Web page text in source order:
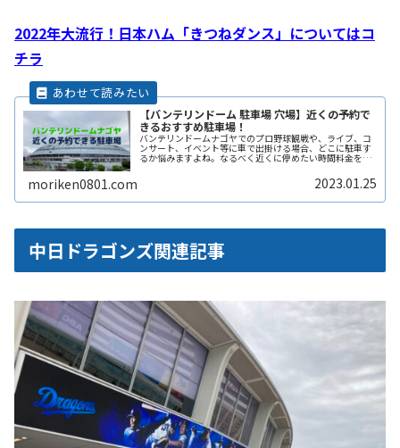
2022年大流行！日本ハム「きつねダンス」についてはコ
チラ
【バンテリンドーム 駐車場 穴場】近くの予約で
きるおすすめ駐車場！
バンテリンドームナゴヤでのプロ野球観戦や、ライブ、コ
ンサート、イベント等に車で出掛ける場合、どこに駐車す
るか悩みますよね。なるべく近くに停めたい時間料金を気
たくない自由に入出庫がしたい帰りReadMore...
moriken0801.com 2023.01.25
中日ドラゴンズ関連記事